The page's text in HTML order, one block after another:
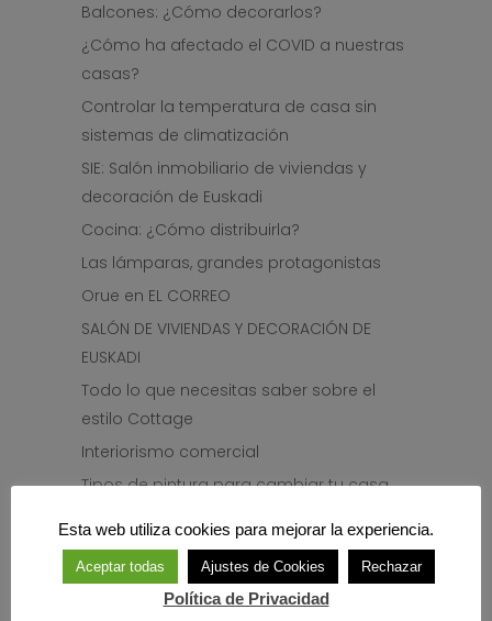
Balcones: ¿Cómo decorarlos?
¿Cómo ha afectado el COVID a nuestras
casas?
Controlar la temperatura de casa sin
sistemas de climatización
SIE: Salón inmobiliario de viviendas y
decoración de Euskadi
Cocina: ¿Cómo distribuirla?
Las lámparas, grandes protagonistas
Orue en EL CORREO
SALÓN DE VIVIENDAS Y DECORACIÓN DE
EUSKADI
Todo lo que necesitas saber sobre el
estilo Cottage
Interiorismo comercial
Tipos de pintura para cambiar tu casa
Teletrabajo: ¿Cómo organizo mi zona de
trabajo en casa?
Las chimeneas, indispensables en
Esta web utiliza cookies para mejorar la experiencia.
Aceptar todas Ajustes de Cookies Rechazar
Política de Privacidad